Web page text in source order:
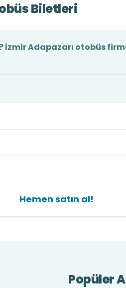
Biletleri
İzmir Adapazarı otobüs
Hemen satın al!
Popüler